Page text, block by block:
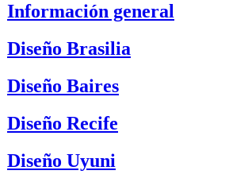
Información general
Diseño Brasilia
Diseño Baires
Diseño Recife
Diseño Uyuni